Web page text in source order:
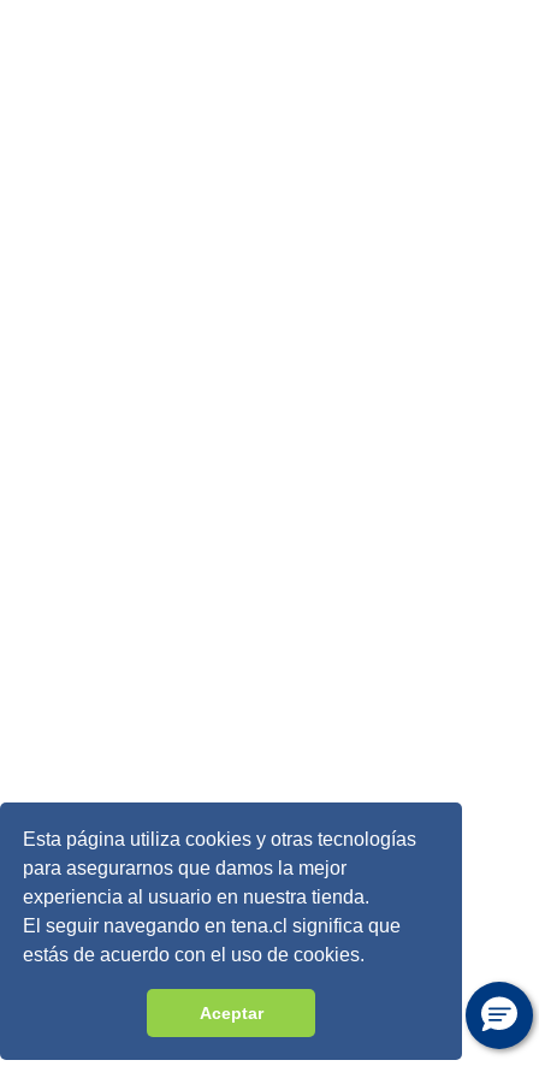
Esta página utiliza cookies y otras tecnologías
para asegurarnos que damos la mejor
experiencia al usuario en nuestra tienda.
El seguir navegando en tena.cl significa que
estás de acuerdo con el uso de cookies.
Aceptar